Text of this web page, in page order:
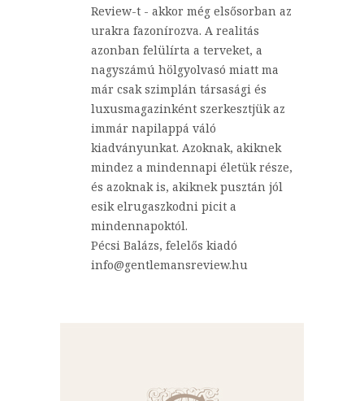
Review-t - akkor még elsősorban az
urakra fazonírozva. A realitás
azonban felülírta a terveket, a
nagyszámú hölgyolvasó miatt ma
már csak szimplán társasági és
luxusmagazinként szerkesztjük az
immár napilappá váló
kiadványunkat. Azoknak, akiknek
mindez a mindennapi életük része,
és azoknak is, akiknek pusztán jól
esik elrugaszkodni picit a
mindennapoktól.
Pécsi Balázs, felelős kiadó
info@gentlemansreview.hu